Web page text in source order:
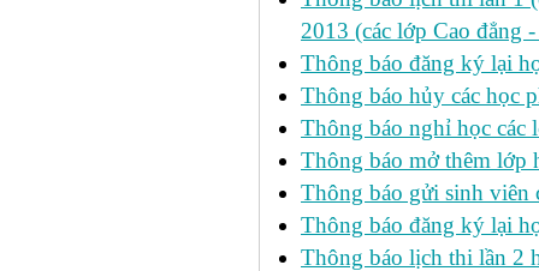
2013 (các lớp Cao đẳng
Thông báo đăng ký lại
Thông báo hủy các học
Thông báo nghỉ học các
Thông báo mở thêm lớp
Thông báo gửi sinh viên
Thông báo đăng ký lại
Thông báo lịch thi lần 2